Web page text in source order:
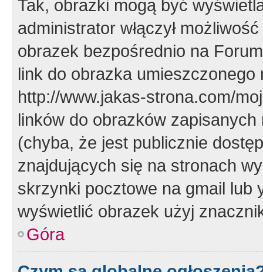
Tak, obrazki mogą być
administrator włączył
obrazek bezpośrednio na
link do obrazka
http://www.jakas-strona.com/
linków do obrazków
(chyba, że jest publicznie
znajdujących się na stronach
skrzynki pocztowe na gmail lub
wyświetlić obrazek użyj
Góra